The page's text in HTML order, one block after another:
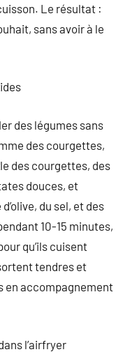
Le résultat :
sans avoir à le
des légumes sans
des courgettes,
des courgettes, des
douces, et
du sel, et des
10-15 minutes,
qu’ils cuisent
tendres et
en accompagnement
l’airfryer